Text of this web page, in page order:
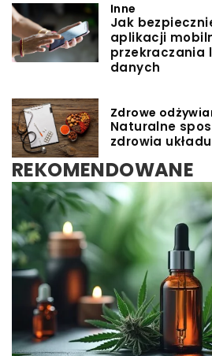
Inne
Jak
aplikacji
przekraczania
danych
Zdrowe
Naturalne
zdrowia
REKOMENDOWANE